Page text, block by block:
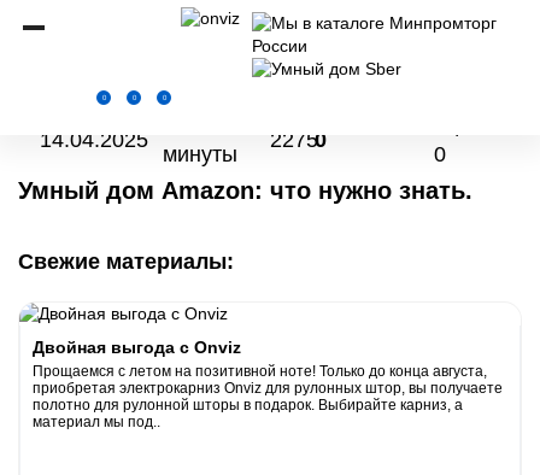
0 0 0
Умный дом Amazon: что нужно знать.
14.04.2025
минуты
22750
0
Умный дом Amazon: что нужно знать.
Свежие материалы:
Двойная выгода с Onviz
Прощаемся с летом на позитивной ноте! Только до конца августа,
приобретая электрокарниз Onviz для рулонных штор, вы получаете
полотно для рулонной шторы в подарок. Выбирайте карниз, а
материал мы под..